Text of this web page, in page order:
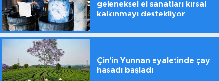
geleneksel el sanatları kırsal
kalkınmayı destekliyor
Çin'in Yunnan eyaletinde çay
hasadı başladı